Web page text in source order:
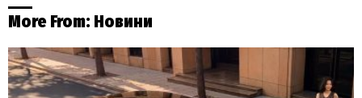
More From: Новини